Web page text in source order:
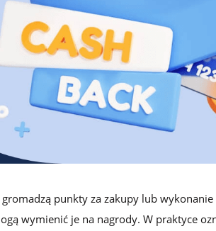
Baza wiedzy
Dowiedz się więcej o konfiguracji programu
lojalnościowego w Loyalty Starter
punkty za zakupy lub wykonanie
wymienić je na nagrody. W praktyce